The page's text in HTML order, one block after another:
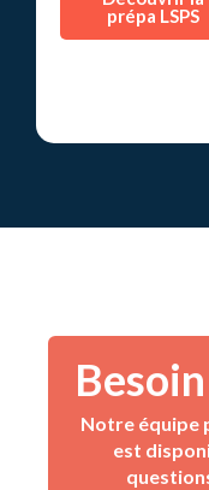
prépa LSPS
Notre équipe
est